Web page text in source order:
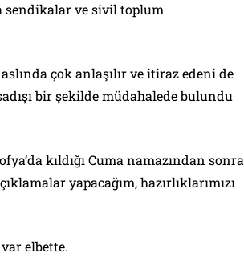
sendikalar ve sivil toplum
çok anlaşılır ve itiraz edeni de
bir şekilde müdahalede bulundu
kıldığı Cuma namazından sonra
yapacağım, hazırlıklarımızı
elbette.